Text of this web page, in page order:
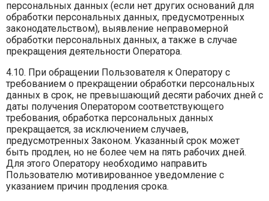
персональных данных (если нет других оснований для
обработки персональных данных, предусмотренных
законодательством), выявление неправомерной
обработки персональных данных, а также в случае
прекращения деятельности Оператора.
4.10. При обращении Пользователя к Оператору с
требованием о прекращении обработки персональных
данных в срок, не превышающий десяти рабочих дней с
даты получения Оператором соответствующего
требования, обработка персональных данных
прекращается, за исключением случаев,
предусмотренных Законом. Указанный срок может
быть продлен, но не более чем на пять рабочих дней.
Для этого Оператору необходимо направить
Пользователю мотивированное уведомление с
указанием причин продления срока.